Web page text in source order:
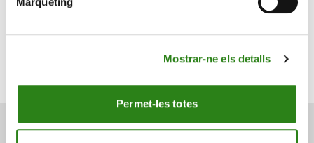
Mostrar-ne els detalls
Permet-les totes
Charles Castillo